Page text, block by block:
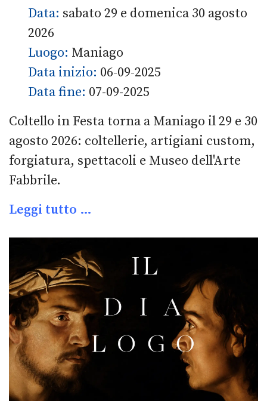
Data: sabato 29 e domenica 30 agosto
2026
Luogo: Maniago
Data inizio: 06-09-2025
Data fine: 07-09-2025
Coltello in Festa torna a Maniago il 29 e 30
agosto 2026: coltellerie, artigiani custom,
forgiatura, spettacoli e Museo dell'Arte
Fabbrile.
Leggi tutto …